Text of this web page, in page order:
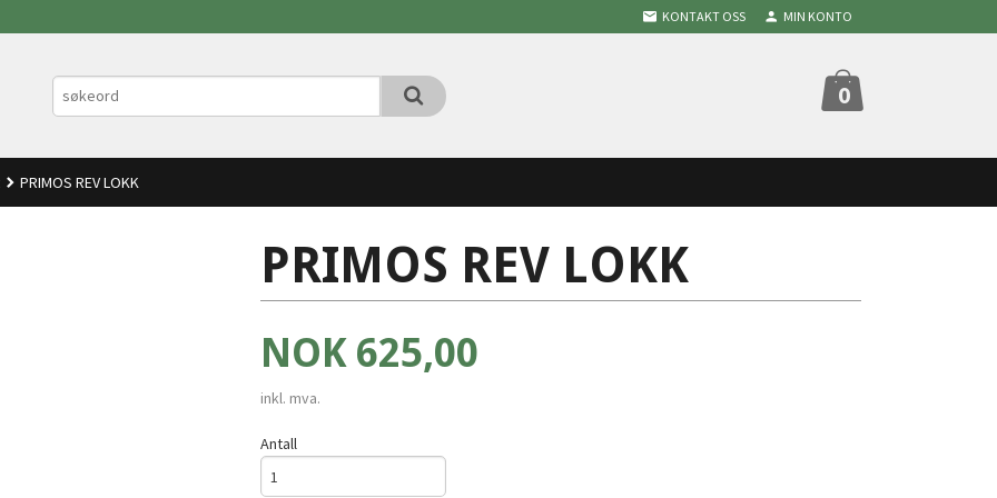
KONTAKT OSS MIN KONTO
0
PRIMOS REV LOKK
PRIMOS REV LOKK
Pris
NOK 625,00
inkl. mva.
Antall